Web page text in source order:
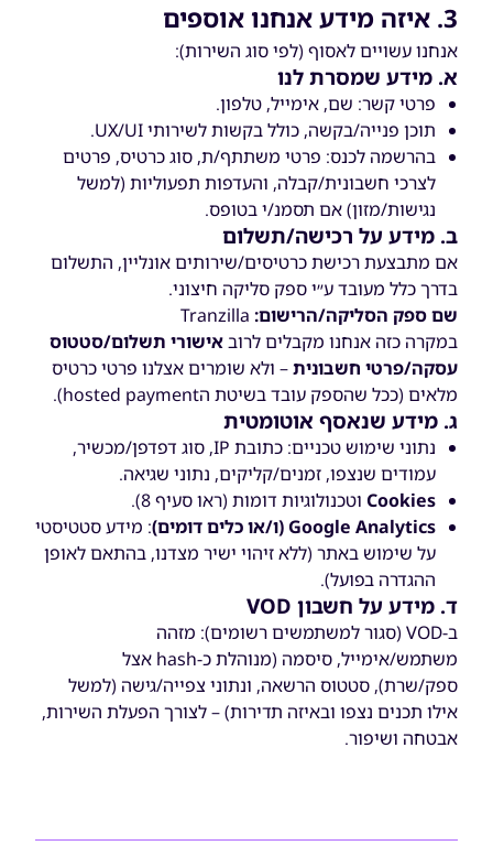
3. איזה מידע אנחנו אוספים
אנחנו עשויים לאסוף (לפי סוג השירות):
א. מידע שמסרת לנו
פרטי קשר: שם, אימייל, טלפון.
תוכן פנייה/בקשה, כולל בקשות לשירותי UX/UI.
בהרשמה לכנס: פרטי משתתף/ת, סוג כרטיס, פרטים
לצרכי חשבונית/קבלה, והעדפות תפעוליות (למשל
נגישות/מזון) אם תסמנ/י בטופס.
ב. מידע על רכישה/תשלום
אם מתבצעת רכישת כרטיסים/שירותים אונליין, התשלום
בדרך כלל מעובד ע״י ספק סליקה חיצוני.
שם ספק הסליקה/הרישום:
במקרה כזה אנחנו מקבלים לרובאישורי תשלום/סטטוס
עסקה/פרטי חשבונית– ולא שומרים אצלנו פרטי כרטיס
מלאים (ככל שהספק עובד בשיטת הhosted payment).
ג. מידע שנאסף אוטומטית
נתוני שימוש טכניים: כתובת IP, סוג דפדפן/מכשיר,
עמודים שנצפו, זמנים/קליקים, נתוני שגיאה.
Cookies וטכנולוגיות דומות (ראו סעיף 8).
Google Analytics(ו/או כלים דומים): מידע סטטיסטי
על שימוש באתר (ללא זיהוי ישיר מצדנו, בהתאם לאופן
ההגדרה בפועל).
ד. מידע על חשבון VOD
ב-VOD (סגור למשתמשים רשומים): מזהה
משתמש/אימייל, סיסמה (מנוהלת כ-hash אצל
ספק/שרת), סטטוס הרשאה, ונתוני צפייה/גישה (למשל
אילו תכנים נצפו ובאיזה תדירות) – לצורך הפעלת השירות,
אבטחה ושיפור.